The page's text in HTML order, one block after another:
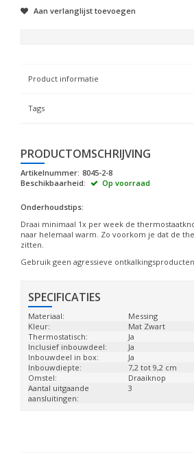
Aan verlanglijst toevoegen
Product informatie
Tags
PRODUCTOMSCHRIJVING
Artikelnummer: 8045-2-8
Beschikbaarheid:
Op voorraad
Onderhoudstips:
Draai minimaal 1x per week de
naar helemaal warm. Zo voorkom je dat de
zitten.
Gebruik geen agressieve
SPECIFICATIES
Materiaal:
Messing
Kleur:
Mat Zwart
Thermostatisch:
Ja
Inclusief inbouwdeel:
Ja
Inbouwdeel in box:
Ja
Inbouwdiepte:
7,2 tot 9,2 cm
Omstel:
Draaiknop
Aantal uitgaande
aansluitingen:
3